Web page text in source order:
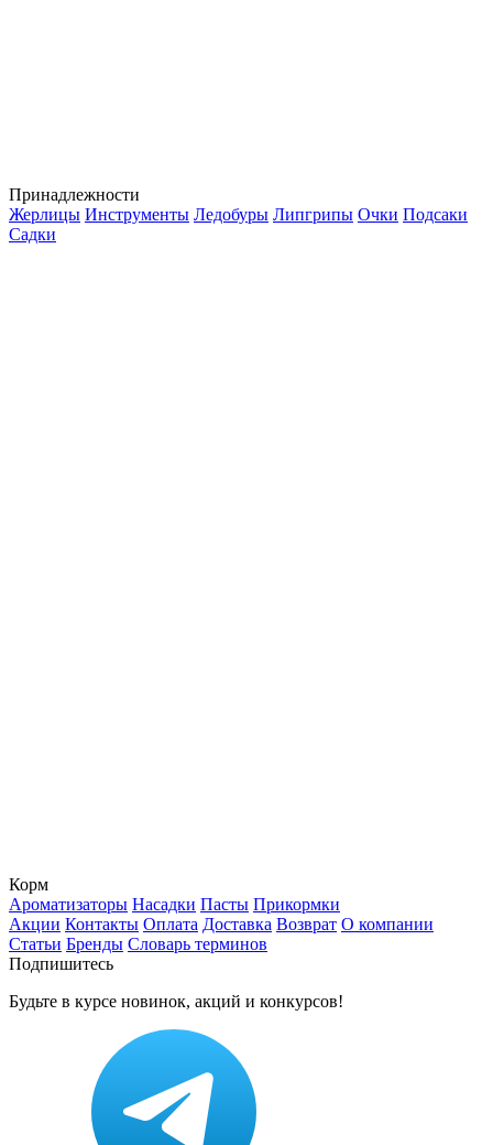
Принадлежности
Жерлицы Инструменты Ледобуры Липгрипы Очки Подсаки
Садки
Корм
Ароматизаторы Насадки Пасты Прикормки
Акции Контакты Оплата Доставка Возврат О компании
Статьи Бренды Словарь терминов
Подпишитесь
Будьте в курсе новинок, акций и конкурсов!